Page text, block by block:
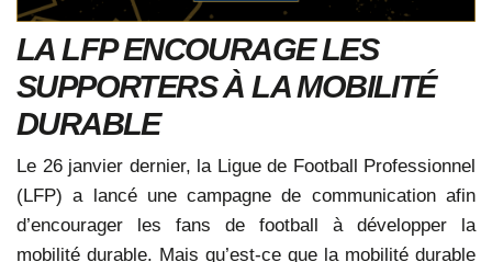
LA LFP ENCOURAGE LES
SUPPORTERS À LA MOBILITÉ
DURABLE
Le 26 janvier dernier, la Ligue de Football Professionnel
(LFP) a lancé une campagne de communication afin
d’encourager les fans de football à développer la
mobilité durable. Mais qu’est-ce que la mobilité durable